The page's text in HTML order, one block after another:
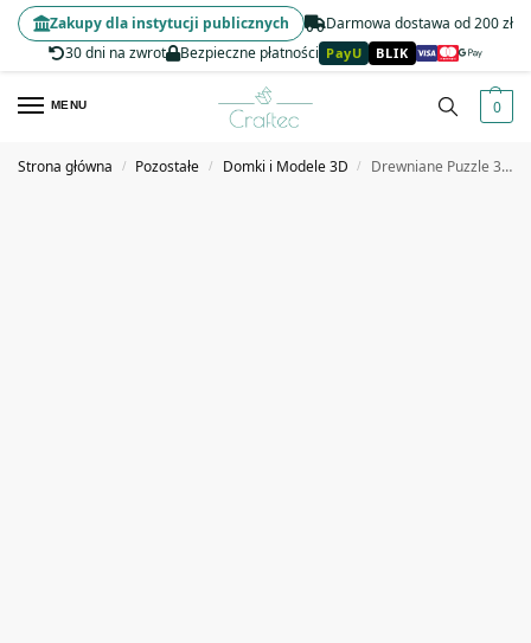
Darmowa dostawa od 200 zł
30 dni na zwrot
Bezpieczne płatności PayU BLIK
Zakupy dla instytucji publicznych
MENU 0
Strona główna / Pozostałe / Domki i Modele 3D / Drewniane Puzzle 3D Miniaturowa Kawiarnia Zestaw DIY do Składania